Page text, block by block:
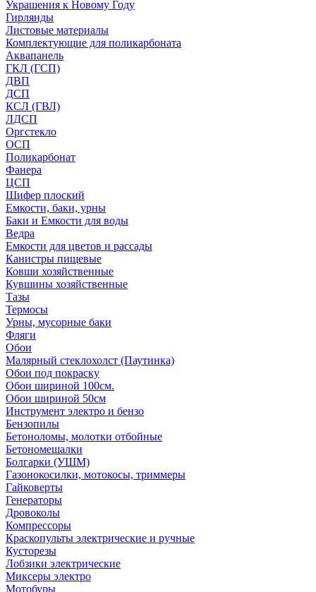
Украшения к Новому Году
Гирлянды
Листовые материалы
Комплектующие для поликарбоната
Аквапанель
ГКЛ (ГСП)
ДВП
ДСП
КСЛ (ГВЛ)
ЛДСП
Оргстекло
ОСП
Поликарбонат
Фанера
ЦСП
Шифер плоский
Емкости, баки, урны
Баки и Емкости для воды
Ведра
Емкости для цветов и рассады
Канистры пищевые
Ковши хозяйственные
Кувшины хозяйственные
Тазы
Термосы
Урны, мусорные баки
Фляги
Обои
Малярный стеклохолст (Паутинка)
Обои под покраску
Обои шириной 100см.
Обои шириной 50см
Инструмент электро и бензо
Бензопилы
Бетоноломы, молотки отбойные
Бетономешалки
Болгарки (УШМ)
Газонокосилки, мотокосы, триммеры
Гайковерты
Генераторы
Дровоколы
Компрессоры
Краскопульты электрические и ручные
Кусторезы
Лобзики электрические
Миксеры электро
Мотобуры